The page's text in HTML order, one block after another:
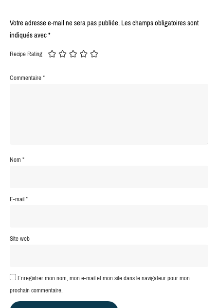
Votre adresse e-mail ne sera pas publiée.Les champs obligatoires sont
indiqués avec*
Recipe Rating
Commentaire*
Nom*
E-mail*
Site web
Enregistrer mon nom, mon e-mail et mon site dans le navigateur pour mon
prochain commentaire.